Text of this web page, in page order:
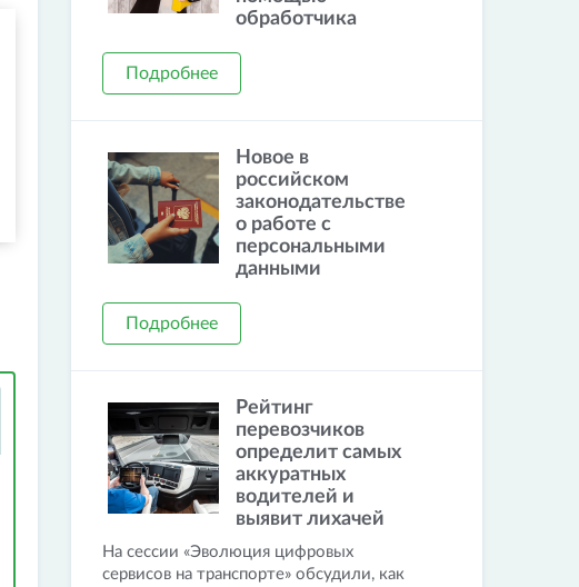
обработчика
Подробнее
Новое в
российском
законодательстве
о работе с
персональными
данными
Подробнее
Рейтинг
перевозчиков
определит самых
аккуратных
водителей и
выявит лихачей
На сессии «Эволюция цифровых
сервисов на транспорте» обсудили, как